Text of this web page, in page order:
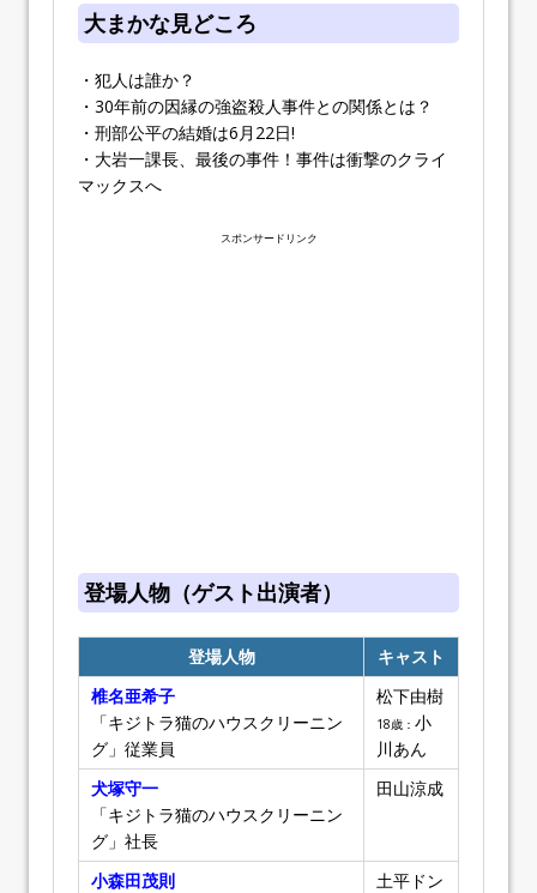
大まかな見どころ
・犯人は誰か？
・30年前の因縁の強盗殺人事件との関係とは？
・刑部公平の結婚は6月22日!
・大岩一課長、最後の事件！事件は衝撃のクライ
マックスへ
スポンサードリンク
登場人物（ゲスト出演者）
登場人物
キャスト
椎名亜希子
「キジトラ猫のハウスクリーニン
グ」従業員
松下由樹
18歳： 小
川あん
犬塚守一
「キジトラ猫のハウスクリーニン
グ」社長
田山涼成
小森田茂則
土平ドン